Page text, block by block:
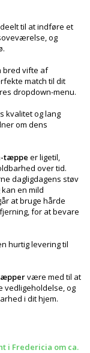
til at indføre et
og
bred vifte af
match til dit
dropdown-menu.
kvalitet og lang
om dens
tæppe er ligetil,
over tid.
dagligdagens støv
en mild
at bruge hårde
for at bevare
hurtig levering til
være med til at
vedligeholdelse, og
i dit hjem.
i Fredericia om ca.